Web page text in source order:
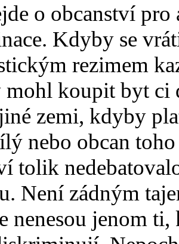
o obcanství pro
Kdyby se
rezimem
mohl koupit byt ci
zemi, kdyby
nebo obcan
tolik
Není zádným
nenesou jenom